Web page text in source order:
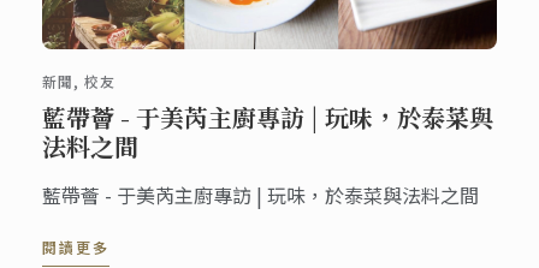
新聞, 校友
藍帶薈 - 于美芮主廚專訪 | 玩味，於泰菜與
法料之間
藍帶薈 - 于美芮主廚專訪 | 玩味，於泰菜與法料之間
閱讀更多